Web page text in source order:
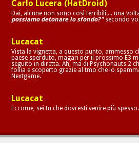
Carlo Lucera (HatDroid)
Dai, alcune non sono così terribili.... una
possiamo detonare lo sfondo?"secondo
Lucacat
Vista la vignetta, a questo punto, ammesso
paese sperduto, magari per il prossimo E3
seguito in diretta. Ah, ma di Psychonauts 2
follia e scoperto grazie al tmo che lo
Nextgame.
Lucacat
Eccome, sei tu che dovresti venire più spesso.